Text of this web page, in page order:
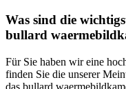
Was sind die
bullard
Für Sie haben wir eine
finden Sie die unserer
das bullard